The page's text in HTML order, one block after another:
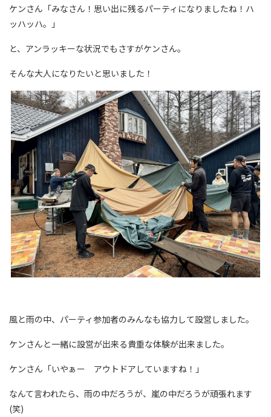
ケンさん「みなさん！思い出に残るパーティになりましたね！ハ
ッハッハ。」
と、アンラッキーな状況でもさすがケンさん。
そんな大人になりたいと思いました！
風と雨の中、パーティ参加者のみんなも協力して設営しました。
ケンさんと一緒に設営が出来る貴重な体験が出来ました。
ケンさん「いやぁー アウトドアしていますね！」
なんて言われたら、雨の中だろうが、嵐の中だろうが頑張れます
(笑)